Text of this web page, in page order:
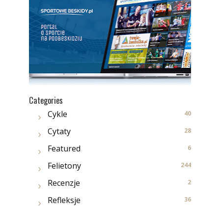
Categories
Cykle 40
Cytaty 28
Featured 6
Felietony 244
Recenzje 2
Refleksje 36